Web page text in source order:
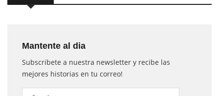
Mantente al dia
Subscribete a nuestra newsletter y recibe las
mejores historias en tu correo!